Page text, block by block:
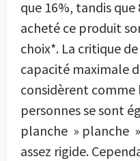
que 16%, tandis
acheté ce produit
choix*. La critique
capacité maximale
considèrent comme
personnes se sont
planche » planche
assez rigide.